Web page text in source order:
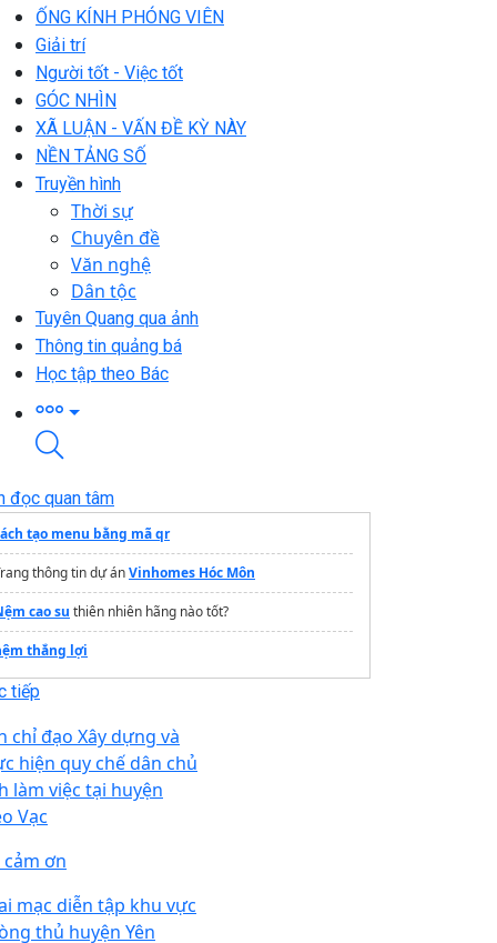
ỐNG KÍNH PHÓNG VIÊN
Giải trí
Người tốt - Việc tốt
GÓC NHÌN
XÃ LUẬN - VẤN ĐỀ KỲ NÀY
NỀN TẢNG SỐ
Truyền hình
Thời sự
Chuyên đề
Văn nghệ
Dân tộc
Tuyên Quang qua ảnh
Thông tin quảng bá
Học tập theo Bác
đọc quan tâm
tạo menu bằng mã qr
thông tin dự ánVinhomes Hóc Môn
cao su thiên nhiên hãng nào tốt?
thắng lợi
tiếp
chỉ đạo Xây dựng và
hiện quy chế dân chủ
làm việc tại huyện
Vạc
cảm ơn
mạc diễn tập khu vực
thủ huyện Yên